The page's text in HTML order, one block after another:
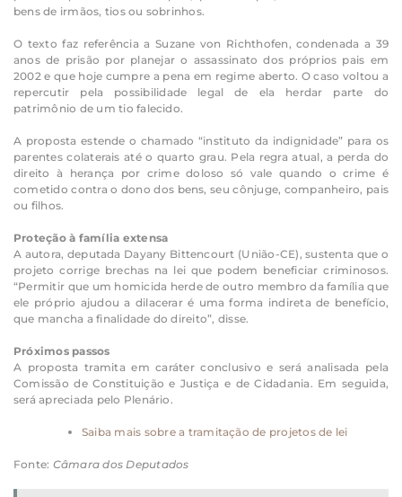
bens de irmãos, tios ou sobrinhos.
O texto faz referência a Suzane von Richthofen, condenada a 39
anos de prisão por planejar o assassinato dos próprios pais em
2002 e que hoje cumpre a pena em regime aberto. O caso voltou a
repercutir pela possibilidade legal de ela herdar parte do
patrimônio de um tio falecido.
A proposta estende o chamado “instituto da indignidade” para os
parentes colaterais até o quarto grau. Pela regra atual, a perda do
direito à herança por crime doloso só vale quando o crime é
cometido contra o dono dos bens, seu cônjuge, companheiro, pais
ou filhos.
Proteção à família extensa
A autora, deputada Dayany Bittencourt (União-CE), sustenta que o
projeto corrige brechas na lei que podem beneficiar criminosos.
“Permitir que um homicida herde de outro membro da família que
ele próprio ajudou a dilacerar é uma forma indireta de benefício,
que mancha a finalidade do direito”, disse.
Próximos passos
A proposta tramita em caráter conclusivo e será analisada pela
Comissão de Constituição e Justiça e de Cidadania. Em seguida,
será apreciada pelo Plenário.
Saiba mais sobre a tramitação de projetos de lei
Fonte: Câmara dos Deputados